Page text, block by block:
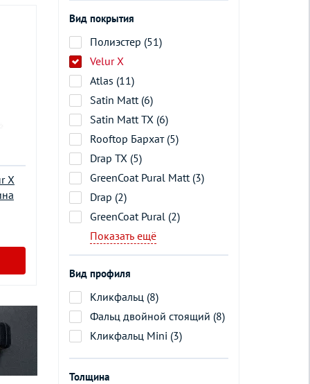
Вид покрытия
Полиэстер (51)
Velur X
Atlas (11)
Satin Matt (6)
Satin Matt TX (6)
Rooftop Бархат (5)
Drap TX (5)
GreenCoat Pural Matt (3)
Drap (2)
GreenCoat Pural (2)
Показать ещё
Вид профиля
Кликфальц (8)
Фальц двойной стоящий (8)
Кликфальц Mini (3)
Толщина
X